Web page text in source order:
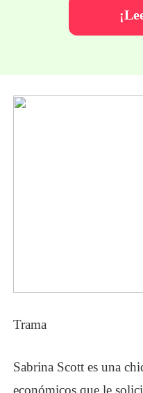
Trama
Sabrina Scott es una